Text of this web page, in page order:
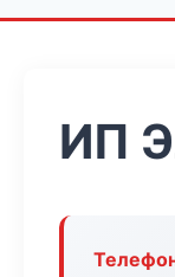
ИП